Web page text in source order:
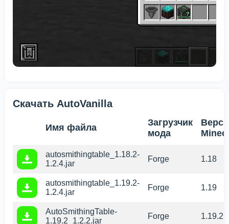
Скачать AutoVanilla
Имя файла
Загрузчик
мода
autosmithingtable_1.18.2-
1.2.4.jar
Forge 1.18
autosmithingtable_1.19.2-
1.2.4.jar
Forge 1.19
AutoSmithingTable-
1.19.2_1.2.2.jar
Forge 1.19.2